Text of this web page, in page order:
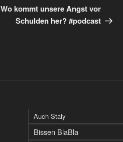
Beitrag
Wo kommt unsere Angst vor
Schulden her? #podcast
Auch Staiy
Bissen BlaBla